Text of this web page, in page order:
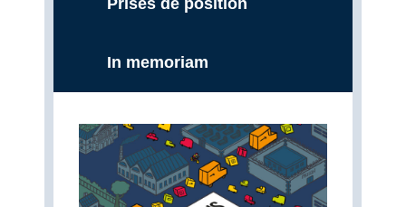
In memoriam